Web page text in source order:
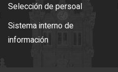
Selección de persoal
Sistema interno de
información